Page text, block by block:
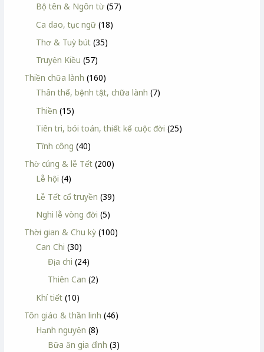
Bộ tên & Ngôn từ (57)
Ca dao, tục ngữ (18)
Thơ & Tuỳ bút (35)
Truyện Kiều (57)
Thiền chữa lành (160)
Thân thể, bệnh tật, chữa lành (7)
Thiền (15)
Tiên tri, bói toán, thiết kế cuộc đời (25)
Tĩnh công (40)
Thờ cúng & lễ Tết (200)
Lễ hội (4)
Lễ Tết cổ truyền (39)
Nghi lễ vòng đời (5)
Thời gian & Chu kỳ (100)
Can Chi (30)
Địa chi (24)
Thiên Can (2)
Khí tiết (10)
Tôn giáo & thần linh (46)
Hạnh nguyện (8)
Bữa ăn gia đình (3)